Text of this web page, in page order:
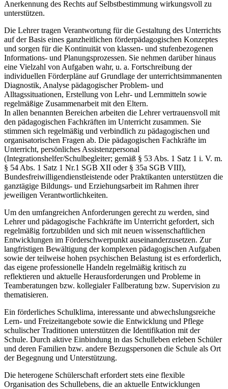
Anerkennung des Rechts auf Selbstbestimmung wirkungsvoll zu
unterstützen.
Die Lehrer tragen Verantwortung für die Gestaltung des Unterrichts
auf der Basis eines ganzheitlichen förderpädagogischen Konzeptes
und sorgen für die Kontinuität von klassen- und stufenbezogenen
Informations- und Planungsprozessen. Sie nehmen darüber hinaus
eine Vielzahl von Aufgaben wahr, u. a. Fortschreibung der
individuellen Förderpläne auf Grundlage der unterrichtsimmanenten
Diagnostik, Analyse pädagogischer Problem- und
Alltagssituationen, Erstellung von Lehr- und Lernmitteln sowie
regelmäßige Zusammenarbeit mit den Eltern.
In allen benannten Bereichen arbeiten die Lehrer vertrauensvoll mit
den pädagogischen Fachkräften im Unterricht zusammen. Sie
stimmen sich regelmäßig und verbindlich zu pädagogischen und
organisatorischen Fragen ab. Die pädagogischen Fachkräfte im
Unterricht, persönliches Assistenzpersonal
(Integrationshelfer/Schulbegleiter; gemäß § 53 Abs. 1 Satz 1 i. V. m.
§ 54 Abs. 1 Satz 1 Nr.1 SGB XII oder § 35a SGB VIII),
Bundesfreiwilligendienstleistende oder Praktikanten unterstützen die
ganztägige Bildungs- und Erziehungsarbeit im Rahmen ihrer
jeweiligen Verantwortlichkeiten.
Um den umfangreichen Anforderungen gerecht zu werden, sind
Lehrer und pädagogische Fachkräfte im Unterricht gefordert, sich
regelmäßig fortzubilden und sich mit neuen wissenschaftlichen
Entwicklungen im Förderschwerpunkt auseinanderzusetzen. Zur
langfristigen Bewältigung der komplexen pädagogischen Aufgaben
sowie der teilweise hohen psychischen Belastung ist es erforderlich,
das eigene professionelle Handeln regelmäßig kritisch zu
reflektieren und aktuelle Herausforderungen und Probleme in
Teamberatungen bzw. kollegialer Fallberatung bzw. Supervision zu
thematisieren.
Ein förderliches Schulklima, interessante und abwechslungsreiche
Lern- und Freizeitangebote sowie die Entwicklung und Pflege
schulischer Traditionen unterstützen die Identifikation mit der
Schule. Durch aktive Einbindung in das Schulleben erleben Schüler
und deren Familien bzw. andere Bezugspersonen die Schule als Ort
der Begegnung und Unterstützung.
Die heterogene Schülerschaft erfordert stets eine flexible
Organisation des Schullebens, die an aktuelle Entwicklungen